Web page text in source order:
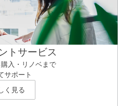
トサービス
入・リノベまで
サポート
く見る